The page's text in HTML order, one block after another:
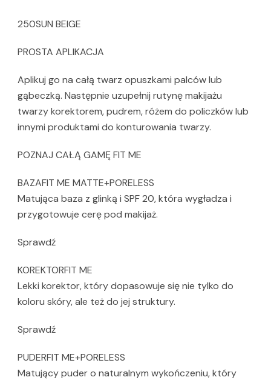
250SUN BEIGE
PROSTA APLIKACJA
Aplikuj go na całą twarz opuszkami palców lub
gąbeczką. Następnie uzupełnij rutynę makijażu
twarzy korektorem, pudrem, różem do policzków lub
innymi produktami do konturowania twarzy.
POZNAJ CAŁĄ GAMĘ FIT ME
BAZAFIT ME MATTE+PORELESS
Matująca baza z glinką i SPF 20, która wygładza i
przygotowuje cerę pod makijaż.
Sprawdź
KOREKTORFIT ME
Lekki korektor, który dopasowuje się nie tylko do
koloru skóry, ale też do jej struktury.
Sprawdź
PUDERFIT ME+PORELESS
Matujący puder o naturalnym wykończeniu, który